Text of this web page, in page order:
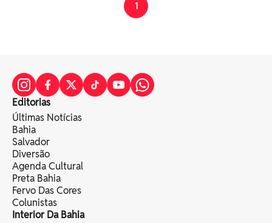
1
Editorias
Últimas Notícias
Bahia
Salvador
Diversão
Agenda Cultural
Preta Bahia
Fervo Das Cores
Colunistas
Interior Da Bahia